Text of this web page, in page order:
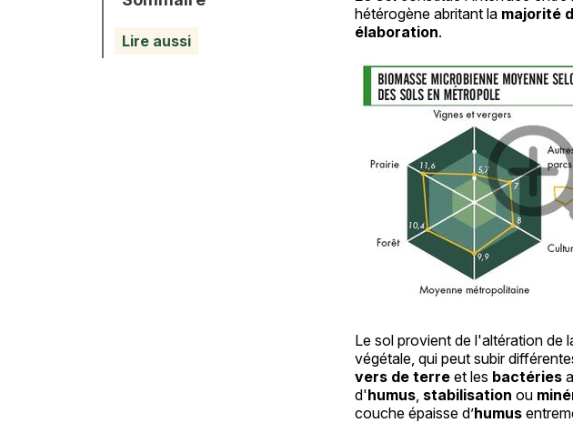
Lire aussi
hétérogène abritant la majorité
élaboration.
Le sol provient de l'altération de
végétale, qui peut subir
vers de terreet les bactéries
d'humus, stabilisation ou
couche épaisse d’humus